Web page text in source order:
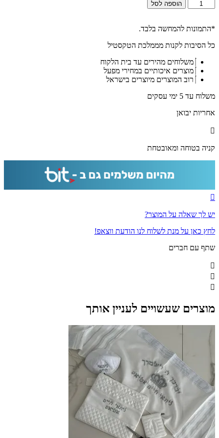
כמות
של
-
מעוצבת
ברכת
העסק
להדפסה
קנבס
זכוכית
הוספה לסל
*התמונות להמחשה בלבד.
כל הסיבות לקנות מממלכת הטקסטיל
משלוחים מהירים עד בית הלקוח
מוצרים איכותיים במחירי מפעל
רוב המוצרים מיוצרים בישראל
משלוח עד 5 ימי עסקים
אחריות יבואן
קניה בטוחה ומאובטחת
יש לך שאלה על המוצר?
לחץ כאן על מנת לשלוח לנו הודעת ווצאפ!
שתף עם חברים
מוצרים שעשויים לעניין אותך